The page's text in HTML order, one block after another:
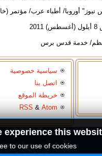
نيوز" أوروبا/ أطباء عرب/ مؤتمر
خدمة قدس برس
this
to our use of cookies.
سياسية خصوصية
اتصل بنا
خريطة الموقع
RSS & Atom
جميع الحقوق محفوظة Arabmed اتحاد الاطباء العرب في اوروبا © 2026.
|Cookie-Richtlinie